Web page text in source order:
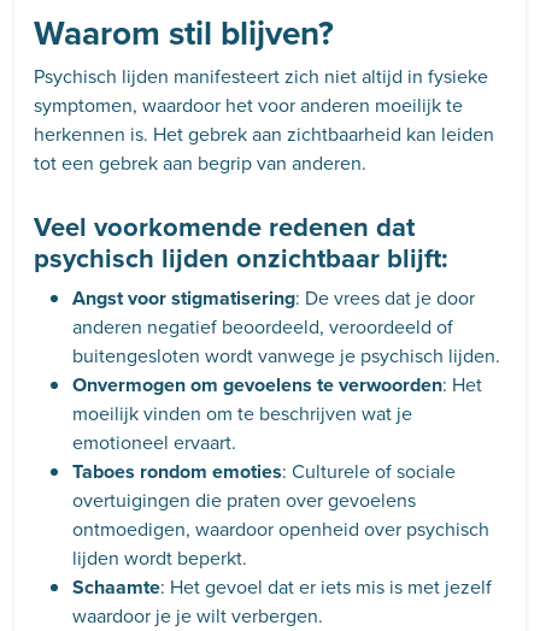
Waarom stil blijven?
Psychisch lijden manifesteert zich niet altijd in fysieke
symptomen, waardoor het voor anderen moeilijk te
herkennen is. Het gebrek aan zichtbaarheid kan leiden
tot een gebrek aan begrip van anderen.
Veel voorkomende redenen dat
psychisch lijden onzichtbaar blijft:
Angst voor stigmatisering: De vrees dat je door
anderen negatief beoordeeld, veroordeeld of
buitengesloten wordt vanwege je psychisch lijden.
Onvermogen om gevoelens te verwoorden: Het
moeilijk vinden om te beschrijven wat je
emotioneel ervaart.
Taboes rondom emoties: Culturele of sociale
overtuigingen die praten over gevoelens
ontmoedigen, waardoor openheid over psychisch
lijden wordt beperkt.
Schaamte: Het gevoel dat er iets mis is met jezelf
waardoor je je wilt verbergen.